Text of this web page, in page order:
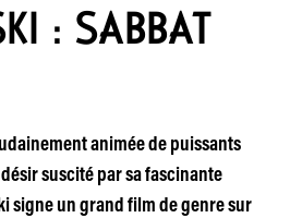
: SABBAT
animée de puissants
suscité par sa fascinante
signe un grand film de genre sur